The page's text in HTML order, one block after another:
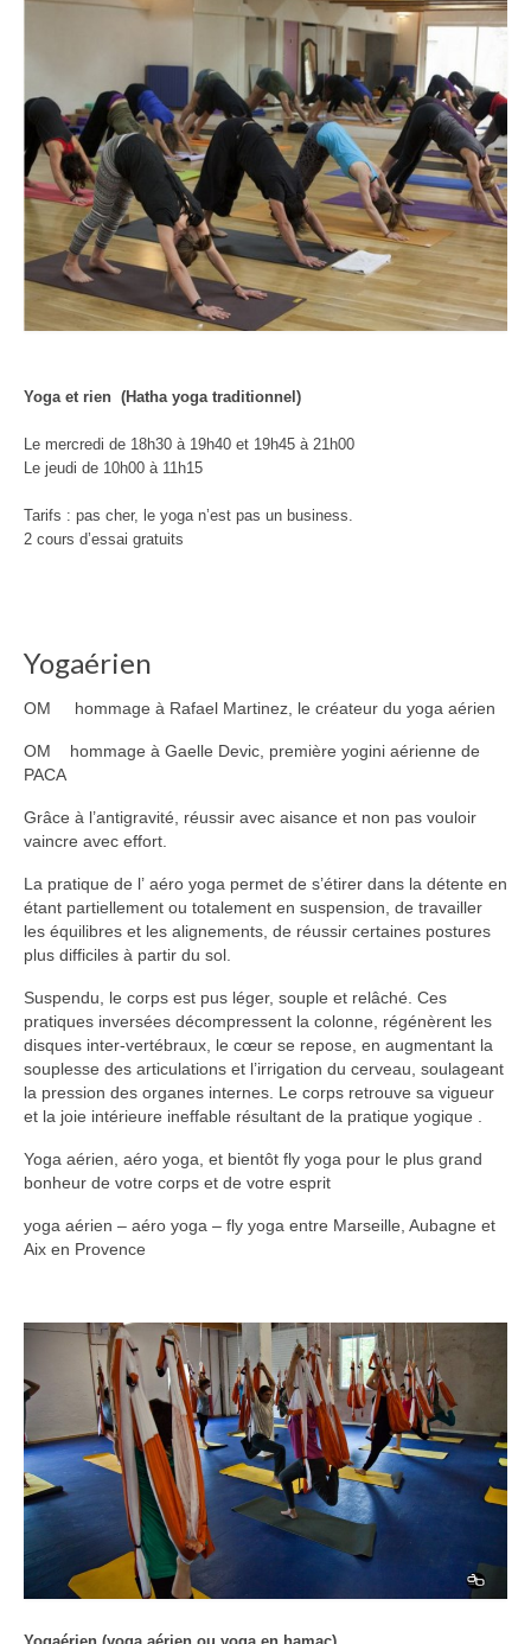
Yoga et rien (Hatha yoga traditionnel)
Le mercredi de 18h30 à 19h40 et 19h45 à 21h00
Le jeudi de 10h00 à 11h15
Tarifs : pas cher, le yoga n’est pas un business.
2 cours d’essai gratuits
Yogaérien
OM hommage à Rafael Martinez, le créateur du yoga aérien
OM hommage à Gaelle Devic, première yogini aérienne de
PACA
Grâce à l’antigravité, réussir avec aisance et non pas vouloir
vaincre avec effort.
La pratique de l’ aéro yoga permet de s’étirer dans la détente en
étant partiellement ou totalement en suspension, de travailler
les équilibres et les alignements, de réussir certaines postures
plus difficiles à partir du sol.
Suspendu, le corps est pus léger, souple et relâché. Ces
pratiques inversées décompressent la colonne, régénèrent les
disques inter-vertébraux, le cœur se repose, en augmentant la
souplesse des articulations et l’irrigation du cerveau, soulageant
la pression des organes internes. Le corps retrouve sa vigueur
et la joie intérieure ineffable résultant de la pratique yogique .
Yoga aérien, aéro yoga, et bientôt fly yoga pour le plus grand
bonheur de votre corps et de votre esprit
yoga aérien – aéro yoga – fly yoga entre Marseille, Aubagne et
Aix en Provence